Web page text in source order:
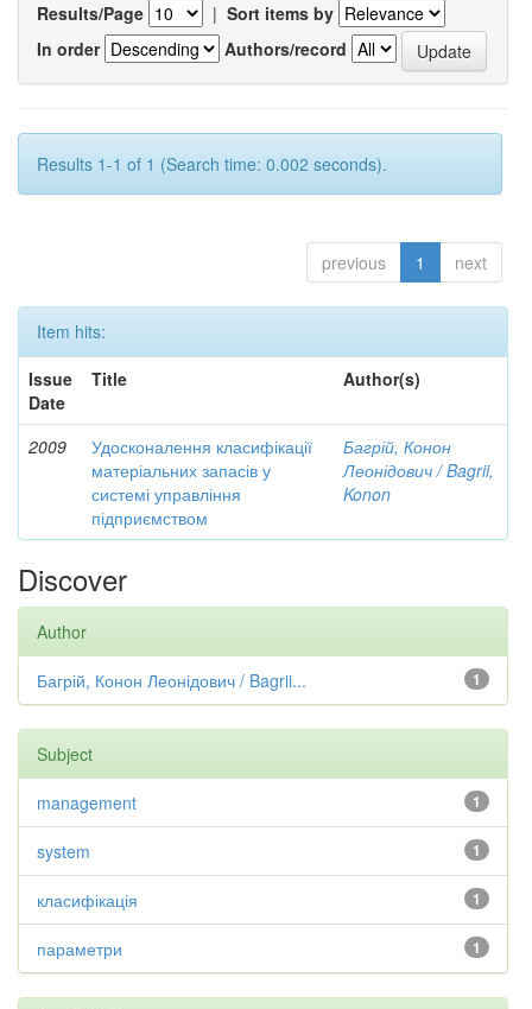
Results/Page | Sort items by
In order
Authors/record
Results 1-1 of 1 (Search time: 0.002 seconds).
previous 1 next
Item hits:
Issue
Date
Title Author(s)
2009
Удосконалення класифікації
матеріальних запасів у
системі управління
підприємством
Багрій, Конон
Леонідович / Bagrii,
Konon
Discover
Author
1
Багрій, Конон Леонідович / Bagrii...
Subject
1
management
1
system
1
класифікація
1
параметри